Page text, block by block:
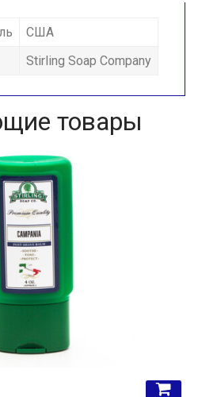
США
Stirling Soap Company
товары